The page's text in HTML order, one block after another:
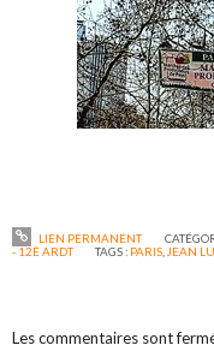
LIEN PERMANENT
- 12È ARDT
TAGS : PARIS JEAN
Les commentaires sont